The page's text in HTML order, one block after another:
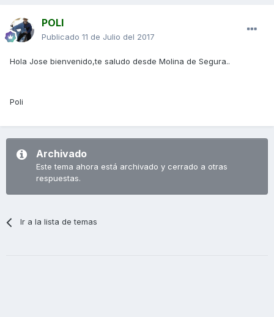
POLI
Publicado 11 de Julio del 2017
Hola Jose bienvenido,te saludo desde Molina de Segura..
Poli
Archivado
Este tema ahora está archivado y cerrado a otras
respuestas.
Ir a la lista de temas